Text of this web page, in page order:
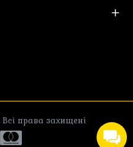
права захищені